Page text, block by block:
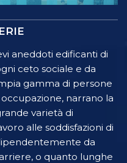
aneddoti edificanti di
ceto sociale e da
gamma di persone
narrano la
varietà di
alle soddisfazioni di
da
o quanto lunghe